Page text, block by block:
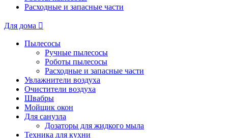
Расходные и запасные части
Для дома
Пылесосы
Ручные пылесосы
Роботы пылесосы
Расходные и запасные части
Увлажнители воздуха
Очистители воздуха
Швабры
Мойщик окон
Для санузла
Дозаторы для жидкого мыла
Техника для кухни